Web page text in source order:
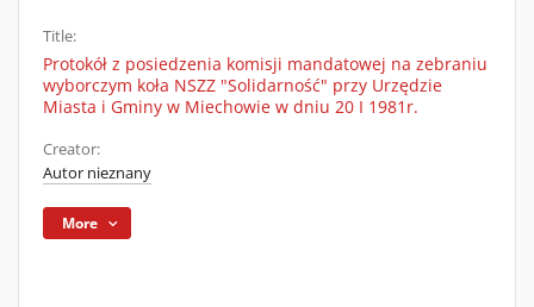
Title:
Protokół z posiedzenia komisji mandatowej na zebraniu
wyborczym koła NSZZ "Solidarność" przy Urzędzie
Miasta i Gminy w Miechowie w dniu 20 I 1981r.
Creator:
Autor nieznany
More